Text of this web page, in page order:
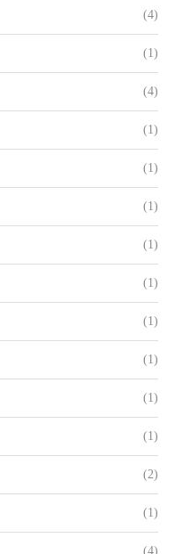
(4)
(1)
(4)
(1)
(1)
(1)
(1)
(1)
(1)
(1)
(1)
(1)
(2)
(1)
(4)